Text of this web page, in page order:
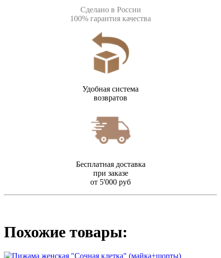
Сделано в России
100% гарантия качества
Удобная система
возвратов
Бесплатная доставка
при заказе
от 5'000 руб
Похожие товары: